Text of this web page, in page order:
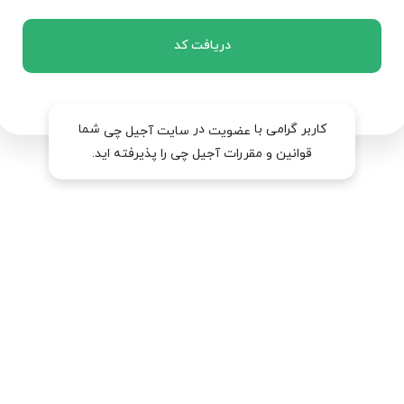
دریافت کد
کاربر گرامی با عضویت در سایت آجیل چی شما
قوانین و مقررات آجیل چی را پذیرفته اید.